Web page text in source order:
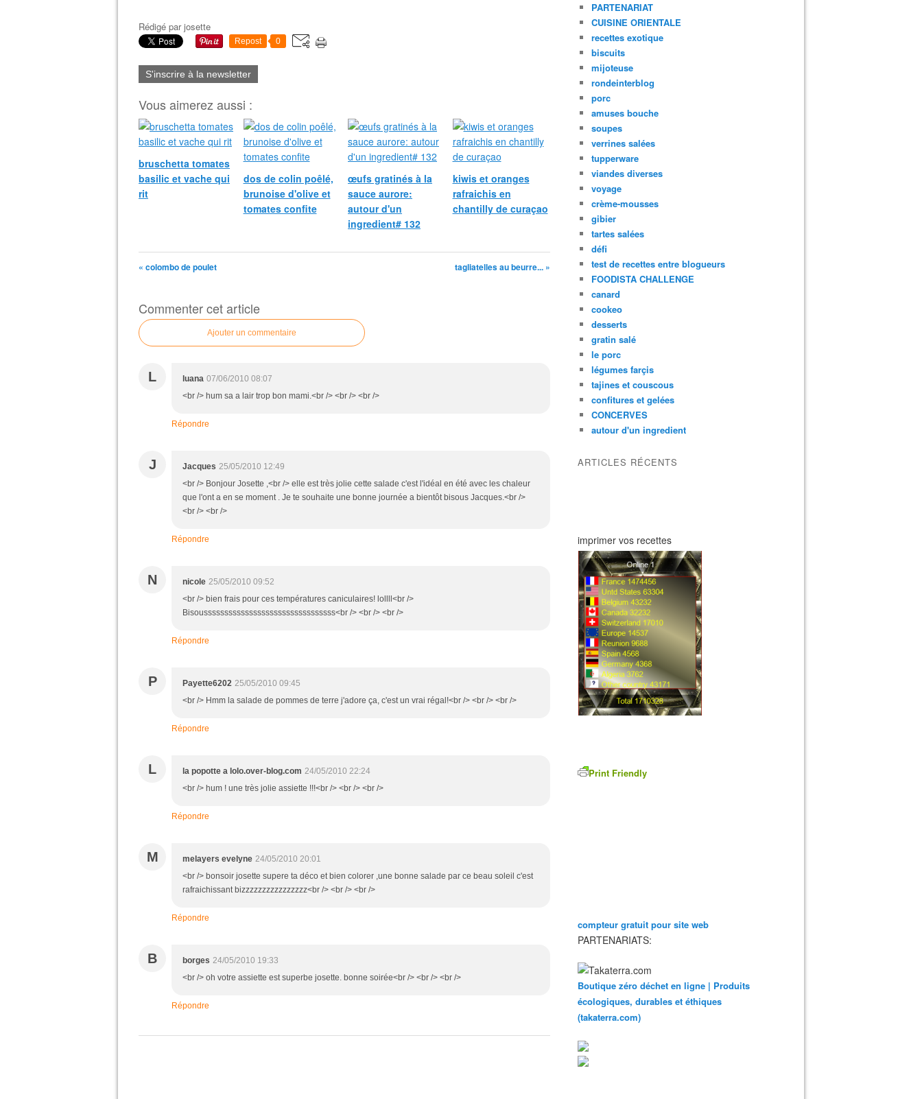
Rédigé parjosette
Repost 0
S'inscrire à la newsletter
Vous aimerez aussi :
bruschetta tomates
basilic et vache qui
rit
dos de colin poêlé,
brunoise d'olive et
tomates confite
œufs gratinés à la
sauce aurore:
autour d'un
ingredient# 132
kiwis et oranges
rafraichis en
chantilly de curaçao
« colombo de poulet tagliatelles au beurre... »
Commenter cet article
Ajouter un commentaire
L luana 07/06/2010 08:07
<br /> hum sa a lair trop bon mami.<br /> <br /> <br />
Répondre
J Jacques 25/05/2010 12:49
<br /> Bonjour Josette ,<br /> elle est très jolie cette salade c'est l'idéal en été avec les chaleur
que l'ont a en se moment . Je te souhaite une bonne journée a bientôt bisous Jacques.<br />
<br /> <br />
Répondre
N nicole 25/05/2010 09:52
<br /> bien frais pour ces températures caniculaires! lollll<br />
Bisoussssssssssssssssssssssssssssssss<br /> <br /> <br />
Répondre
P Payette6202 25/05/2010 09:45
<br /> Hmm la salade de pommes de terre j'adore ça, c'est un vrai régal!<br /> <br /> <br />
Répondre
L la popotte a lolo.over-blog.com 24/05/2010 22:24
<br /> hum ! une très jolie assiette !!!<br /> <br /> <br />
Répondre
M melayers evelyne 24/05/2010 20:01
<br /> bonsoir josette supere ta déco et bien colorer ,une bonne salade par ce beau soleil c'est
rafraichissant bizzzzzzzzzzzzzzzz<br /> <br /> <br />
Répondre
B borges 24/05/2010 19:33
<br /> oh votre assiette est superbe josette. bonne soirée<br /> <br /> <br />
Répondre
PARTENARIAT
CUISINE ORIENTALE
recettes exotique
biscuits
mijoteuse
rondeinterblog
porc
amuses bouche
soupes
verrines salées
tupperware
viandes diverses
voyage
crème-mousses
gibier
tartes salées
défi
test de recettes entre blogueurs
FOODISTA CHALLENGE
canard
cookeo
desserts
gratin salé
le porc
légumes farçis
tajines et couscous
confitures et gelées
CONCERVES
autour d'un ingredient
ARTICLES RÉCENTS
imprimer vos recettes
Print Friendly
compteur gratuit pour site web
PARTENARIATS:
Boutique zéro déchet en ligne | Produits
écologiques, durables et éthiques
(takaterra.com)